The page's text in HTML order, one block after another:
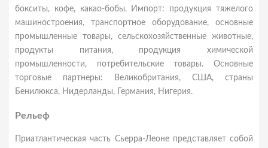
бокситы, кофе, какао-бобы. Импорт: продукция тяжелого
машиностроения, транспортное оборудование, основные
промышленные товары, сельскохозяйственные животные,
продукты питания, продукция химической
промышленности, потребительские товары. Основные
торговые партнеры: Великобритания, США, страны
Бенилюкса, Нидерланды, Германия, Нигерия.
Рельеф
Приатлантическая часть Сьерра-Леоне представляет собой